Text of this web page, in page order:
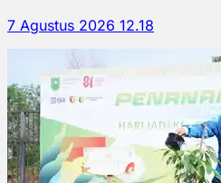
7 Agustus 2026 12.18